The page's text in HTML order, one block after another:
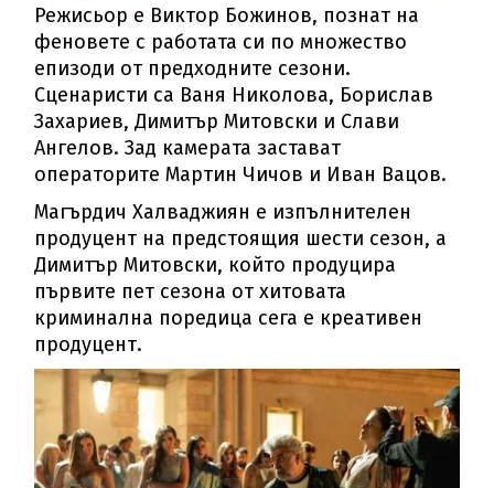
Режисьор е Виктор Божинов, познат на
феновете с работата си по множество
епизоди от предходните сезони.
Сценаристи са Ваня Николова, Борислав
Захариев, Димитър Митовски и Слави
Ангелов. Зад камерата застават
операторите Мартин Чичов и Иван Вацов.
Магърдич Халваджиян е изпълнителен
продуцент на предстоящия шести сезон, а
Димитър Митовски, който продуцира
първите пет сезона от хитовата
криминална поредица сега е креативен
продуцент.